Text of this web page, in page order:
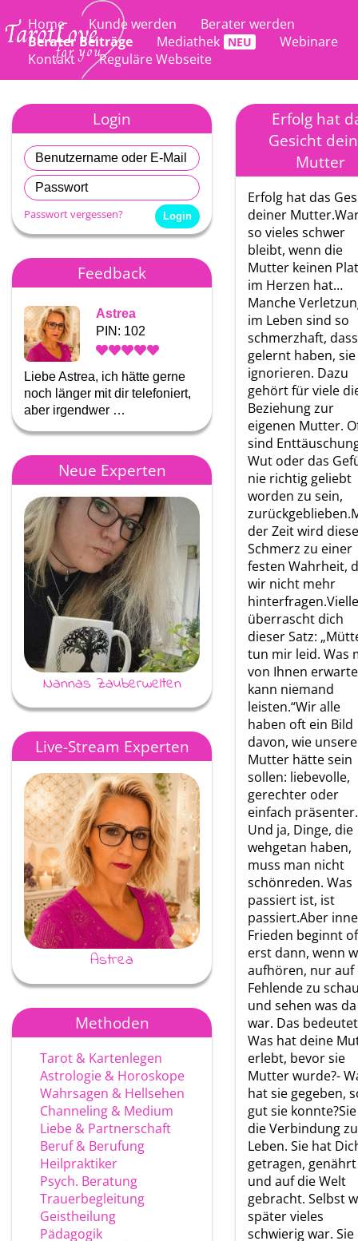
Home Kunde werden
Berater werden
Berater Beiträge
Mediathek
Webinare
Kontakt
Reguläre Webseite
Login
Passwort vergessen?
Feedback
Astrea
PIN: 102
Liebe Astrea, ich hätte gerne
noch länger mit dir telefoniert,
aber irgendwer …
Astrea
PIN: 102
Ich kann Dir nur immer
das Du so für mich da bist
wenn es mir nicht gut …
Neue Experten
Nannas Zauberwelten Annina
Live-Stream Experten
Astrea Ayke
Methoden
Tarot & Kartenlegen
Astrologie & Horoskope
Wahrsagen & Hellsehen
Channeling & Medium
Liebe & Partnerschaft
Beruf & Berufung
Heilpraktiker
Psych. Beratung
Trauerbegleitung
Geistheilung
Pädagogik
Erfolg hat
Gesicht
Mutter
Erfolg hat das
deiner
so vieles schwer
bleibt, wenn die
Mutter keinen
im Herzen hat…
Manche
im Leben sind so
schmerzhaft,
gelernt haben,
ignorieren. Dazu
gehört für viele
Beziehung zur
eigenen Mutter.
sind
Wut oder das
nie richtig geliebt
worden zu sein,
der Zeit wird
Schmerz zu einer
festen Wahrheit,
wir nicht mehr
überrascht dich
dieser Satz:
tun mir leid. Was
von Ihnen
kann niemand
leisten.“Wir alle
haben oft ein Bild
davon, wie unsere
Mutter hätte sein
sollen: liebevolle,
gerechter oder
einfach präsenter.
Und ja, Dinge, die
wehgetan haben,
muss man nicht
schönreden. Was
passiert ist, ist
passiert.Aber
Frieden beginnt
erst dann, wenn
aufhören, nur auf
Fehlende zu
und sehen was da
war. Das
Was hat deine
erlebt, bevor sie
Mutter wurde?-
hat sie gegeben,
gut sie
die Verbindung
Leben. Sie hat
getragen, genährt
und auf die Welt
gebracht. Selbst
später vieles
schwierig war. Sie